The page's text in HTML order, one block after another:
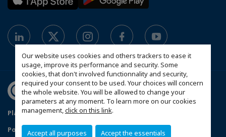
Our website uses cookies and others trackers to ease it
usage, improve its performance and security. Some
cookies, that don't involved functionnality and security,
required your consent to be used. Your choices will concern
the whole website. You will be allowed to change your
parameters at any moment. To learn more on our cookies
management,click on this link.
Accept all purposes Accept the essentials
Plan du site
Política de protección de datos
Política de privacidad
Política de cookies